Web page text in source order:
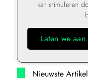
kan stimuleren
Laten we
Nieuwste